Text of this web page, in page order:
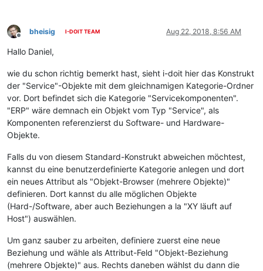
Offline
bheisig I-DOIT TEAM Aug 22, 2018, 8:56 AM
Hallo Daniel,
wie du schon richtig bemerkt hast, sieht i-doit hier das Konstrukt
der "Service"-Objekte mit dem gleichnamigen Kategorie-Ordner
vor. Dort befindet sich die Kategorie "Servicekomponenten".
"ERP" wäre demnach ein Objekt vom Typ "Service", als
Komponenten referenzierst du Software- und Hardware-
Objekte.
Falls du von diesem Standard-Konstrukt abweichen möchtest,
kannst du eine benutzerdefinierte Kategorie anlegen und dort
ein neues Attribut als "Objekt-Browser (mehrere Objekte)"
definieren. Dort kannst du alle möglichen Objekte
(Hard-/Software, aber auch Beziehungen a la "XY läuft auf
Host") auswählen.
Um ganz sauber zu arbeiten, definiere zuerst eine neue
Beziehung und wähle als Attribut-Feld "Objekt-Beziehung
(mehrere Objekte)" aus. Rechts daneben wählst du dann die